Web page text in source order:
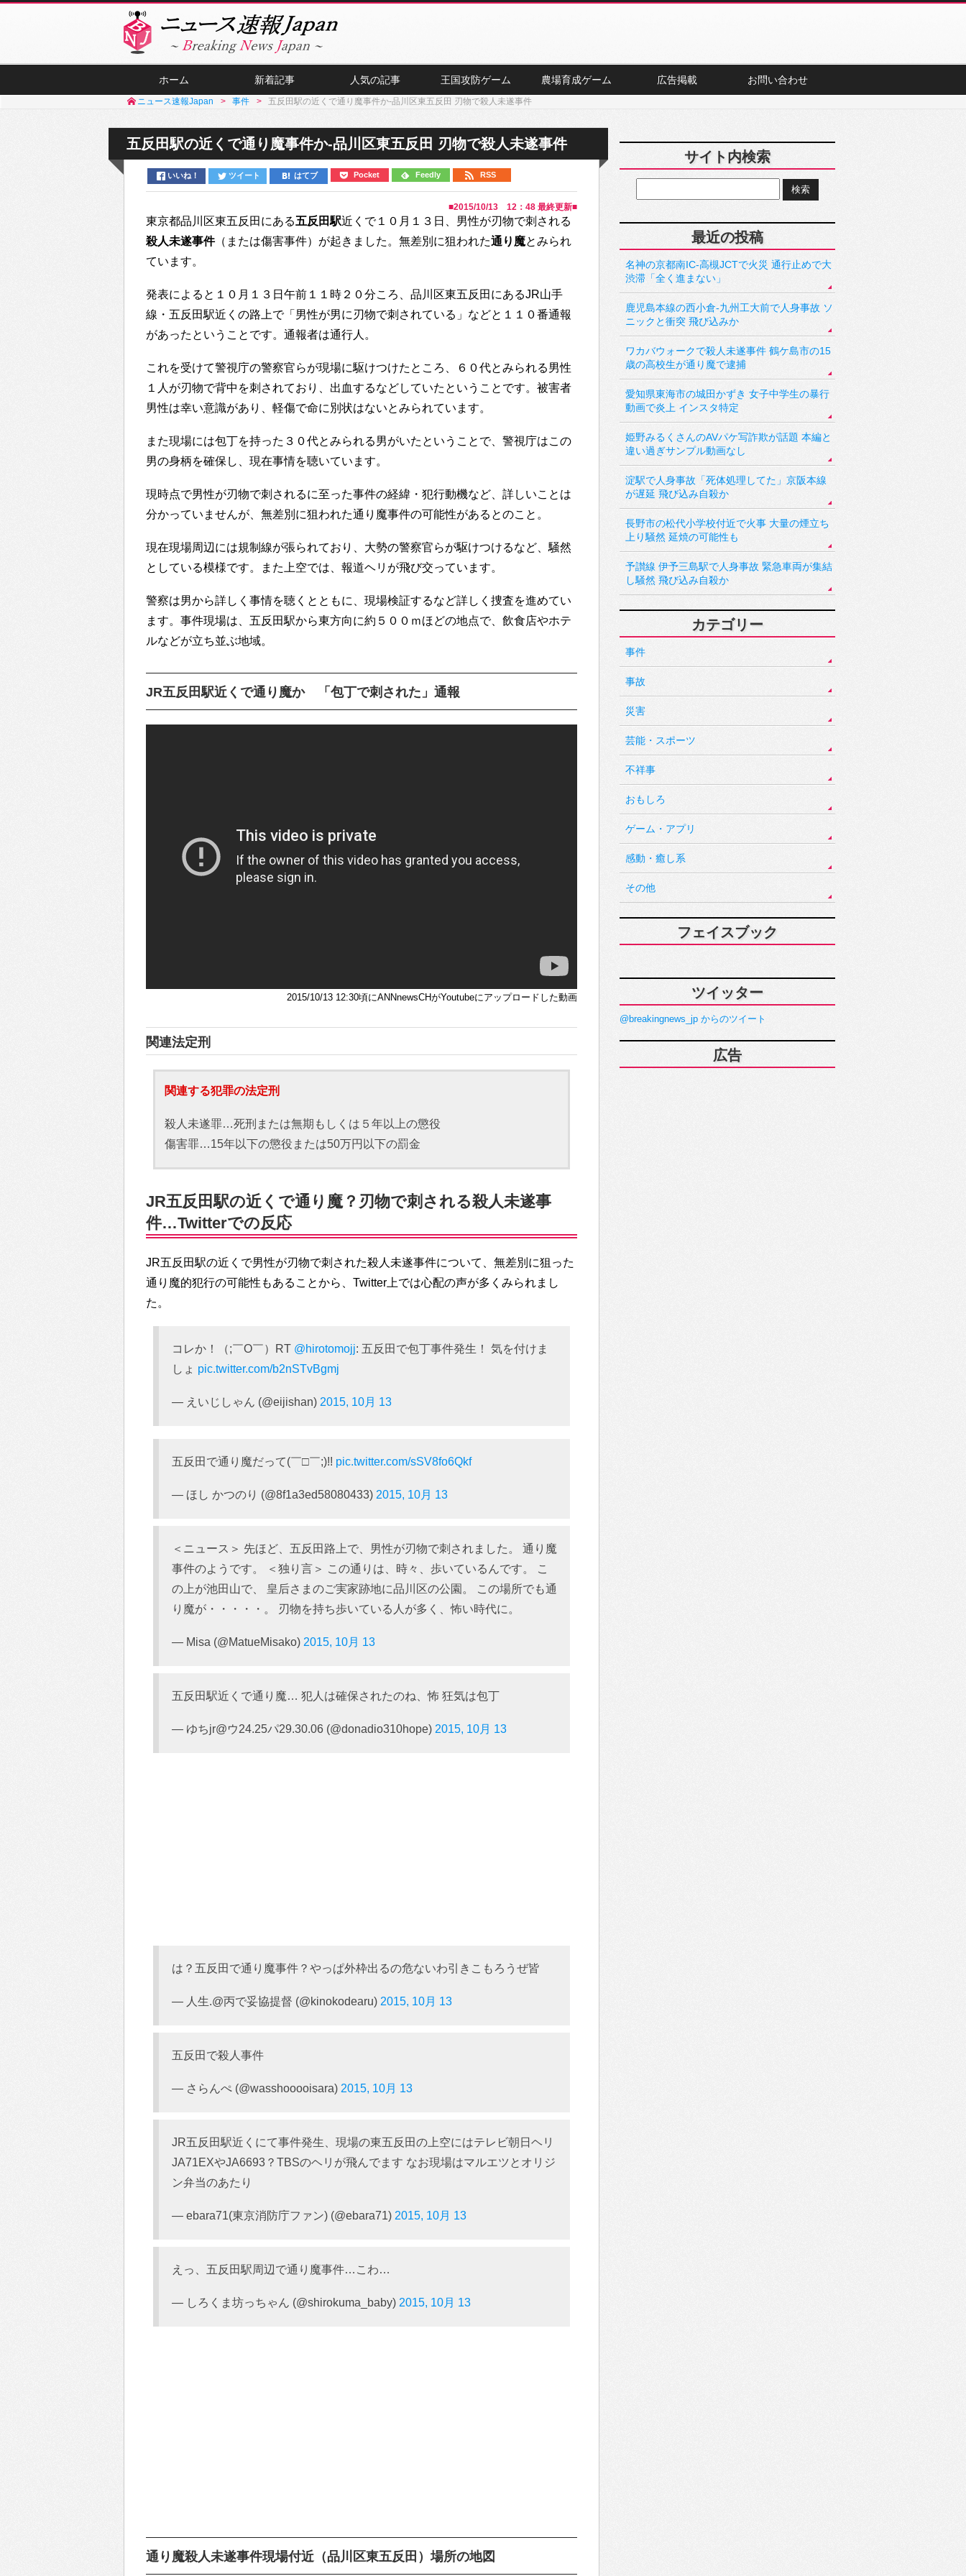
ホーム 新着記事 人気の記事 王国攻防ゲーム 農場育成ゲーム 広告掲載 お問い合わせ
ニュース速報Japan 事件 五反田駅の近くで通り魔事件か-品川区東五反田 刃物で殺人未遂事件
五反田駅の近くで通り魔事件か-品川区東五反田 刃物で殺人未遂事件
いいね！ ツイート はてブ Pocket Feedly RSS
■2015/10/13 12：48 最終更新■
東京都品川区東五反田にある五反田駅近くで１０月１３日、男性が刃物で刺される
殺人未遂事件（または傷害事件）が起きました。無差別に狙われた通り魔とみられ
ています。
発表によると１０月１３日午前１１時２０分ころ、品川区東五反田にあるJR山手
線・五反田駅近くの路上で「男性が男に刃物で刺されている」などと１１０番通報
があったということです。通報者は通行人。
これを受けて警視庁の警察官らが現場に駆けつけたところ、６０代とみられる男性
１人が刃物で背中を刺されており、出血するなどしていたということです。被害者
男性は幸い意識があり、軽傷で命に別状はないとみられています。
また現場には包丁を持った３０代とみられる男がいたということで、警視庁はこの
男の身柄を確保し、現在事情を聴いています。
現時点で男性が刃物で刺されるに至った事件の経緯・犯行動機など、詳しいことは
分かっていませんが、無差別に狙われた通り魔事件の可能性があるとのこと。
現在現場周辺には規制線が張られており、大勢の警察官らが駆けつけるなど、騒然
としている模様です。また上空では、報道ヘリが飛び交っています。
警察は男から詳しく事情を聴くとともに、現場検証するなど詳しく捜査を進めてい
ます。事件現場は、五反田駅から東方向に約５００ｍほどの地点で、飲食店やホテ
ルなどが立ち並ぶ地域。
JR五反田駅近くで通り魔か 「包丁で刺された」通報
2015/10/13 12:30頃にANNnewsCHがYoutubeにアップロードした動画
関連法定刑
関連する犯罪の法定刑
殺人未遂罪…死刑または無期もしくは５年以上の懲役
傷害罪…15年以下の懲役または50万円以下の罰金
JR五反田駅の近くで通り魔？刃物で刺される殺人未遂事
件…Twitterでの反応
JR五反田駅の近くで男性が刃物で刺された殺人未遂事件について、無差別に狙った
通り魔的犯行の可能性もあることから、Twitter上では心配の声が多くみられまし
た。
コレか！（;￣O￣）RT @hirotomojj: 五反田で包丁事件発生！ 気を付けま
しょ pic.twitter.com/b2nSTvBgmj
— えいじしゃん (@eijishan) 2015, 10月 13
五反田で通り魔だって(￣□￣;)!! pic.twitter.com/sSV8fo6Qkf
— ほし かつのり (@8f1a3ed58080433) 2015, 10月 13
＜ニュース＞ 先ほど、五反田路上で、男性が刃物で刺されました。 通り魔
事件のようです。 ＜独り言＞ この通りは、時々、歩いているんです。 こ
の上が池田山で、 皇后さまのご実家跡地に品川区の公園。 この場所でも通
り魔が・・・・・。 刃物を持ち歩いている人が多く、怖い時代に。
— Misa (@MatueMisako) 2015, 10月 13
五反田駅近くで通り魔… 犯人は確保されたのね、怖 狂気は包丁
— ゆちjr@ウ24.25パ29.30.06 (@donadio310hope) 2015, 10月 13
は？五反田で通り魔事件？やっぱ外枠出るの危ないわ引きこもろうぜ皆
— 人生.@丙で妥協提督 (@kinokodearu) 2015, 10月 13
五反田で殺人事件
— さらんぺ (@wasshooooisara) 2015, 10月 13
JR五反田駅近くにて事件発生、現場の東五反田の上空にはテレビ朝日ヘリ
JA71EXやJA6693？TBSのヘリが飛んでます なお現場はマルエツとオリジ
ン弁当のあたり
— ebara71(東京消防庁ファン) (@ebara71) 2015, 10月 13
えっ、五反田駅周辺で通り魔事件…こわ…
— しろくま坊っちゃん (@shirokuma_baby) 2015, 10月 13
通り魔殺人未遂事件現場付近（品川区東五反田）場所の地図
サイト内検索
最近の投稿
名神の京都南IC-高槻JCTで火災 通行止めで大
渋滞「全く進まない」
鹿児島本線の西小倉-九州工大前で人身事故 ソ
ニックと衝突 飛び込みか
ワカバウォークで殺人未遂事件 鶴ケ島市の15
歳の高校生が通り魔で逮捕
愛知県東海市の城田かずき 女子中学生の暴行
動画で炎上 インスタ特定
姫野みるくさんのAVパケ写詐欺が話題 本編と
違い過ぎサンプル動画なし
淀駅で人身事故「死体処理してた」京阪本線
が遅延 飛び込み自殺か
長野市の松代小学校付近で火事 大量の煙立ち
上り騒然 延焼の可能性も
予讃線 伊予三島駅で人身事故 緊急車両が集結
し騒然 飛び込み自殺か
カテゴリー
事件
事故
災害
芸能・スポーツ
不祥事
おもしろ
ゲーム・アプリ
感動・癒し系
その他
フェイスブック
ツイッター
@breakingnews_jp からのツイート
広告